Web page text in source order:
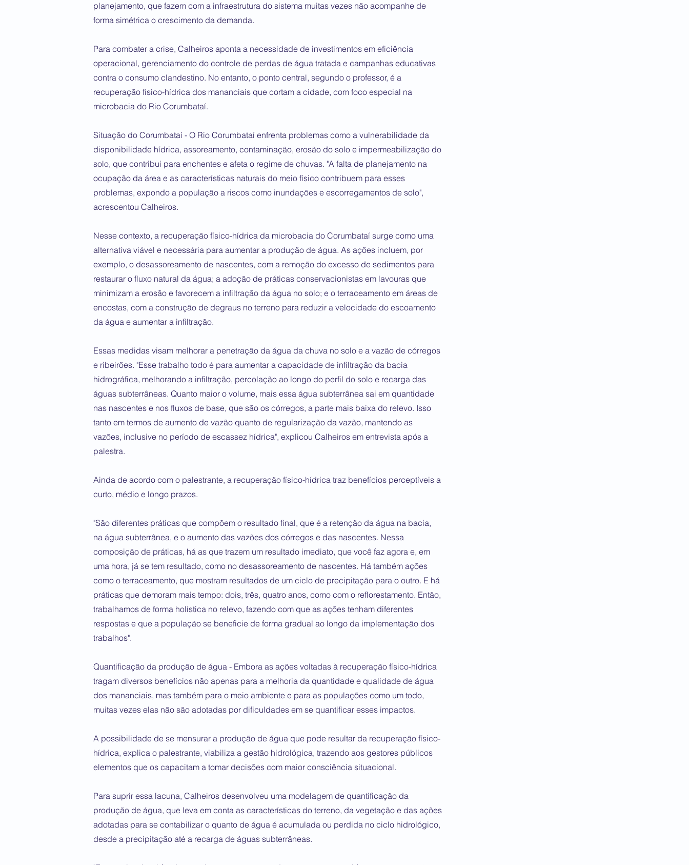
planejamento, que fazem com a infraestrutura do sistema muitas vezes não acompanhe de
forma simétrica o crescimento da demanda.
Para combater a crise, Calheiros aponta a necessidade de investimentos em eficiência
operacional, gerenciamento do controle de perdas de água tratada e campanhas educativas
contra o consumo clandestino. No entanto, o ponto central, segundo o professor, é a
recuperação físico-hídrica dos mananciais que cortam a cidade, com foco especial na
microbacia do Rio Corumbataí.
Situação do Corumbataí - O Rio Corumbataí enfrenta problemas como a vulnerabilidade da
disponibilidade hídrica, assoreamento, contaminação, erosão do solo e impermeabilização do
solo, que contribui para enchentes e afeta o regime de chuvas. "A falta de planejamento na
ocupação da área e as características naturais do meio físico contribuem para esses
problemas, expondo a população a riscos como inundações e escorregamentos de solo",
acrescentou Calheiros.
Nesse contexto, a recuperação físico-hídrica da microbacia do Corumbataí surge como uma
alternativa viável e necessária para aumentar a produção de água. As ações incluem, por
exemplo, o desassoreamento de nascentes, com a remoção do excesso de sedimentos para
restaurar o fluxo natural da água; a adoção de práticas conservacionistas em lavouras que
minimizam a erosão e favorecem a infiltração da água no solo; e o terraceamento em áreas de
encostas, com a construção de degraus no terreno para reduzir a velocidade do escoamento
da água e aumentar a infiltração.
Essas medidas visam melhorar a penetração da água da chuva no solo e a vazão de córregos
e ribeirões. "Esse trabalho todo é para aumentar a capacidade de infiltração da bacia
hidrográfica, melhorando a infiltração, percolação ao longo do perfil do solo e recarga das
águas subterrâneas. Quanto maior o volume, mais essa água subterrânea sai em quantidade
nas nascentes e nos fluxos de base, que são os córregos, a parte mais baixa do relevo. Isso
tanto em termos de aumento de vazão quanto de regularização da vazão, mantendo as
vazões, inclusive no período de escassez hídrica", explicou Calheiros em entrevista após a
palestra.
Ainda de acordo com o palestrante, a recuperação físico-hídrica traz benefícios perceptíveis a
curto, médio e longo prazos.
"São diferentes práticas que compõem o resultado final, que é a retenção da água na bacia,
na água subterrânea, e o aumento das vazões dos córregos e das nascentes. Nessa
composição de práticas, há as que trazem um resultado imediato, que você faz agora e, em
uma hora, já se tem resultado, como no desassoreamento de nascentes. Há também ações
como o terraceamento, que mostram resultados de um ciclo de precipitação para o outro. E há
práticas que demoram mais tempo: dois, três, quatro anos, como com o reflorestamento. Então,
trabalhamos de forma holística no relevo, fazendo com que as ações tenham diferentes
respostas e que a população se beneficie de forma gradual ao longo da implementação dos
trabalhos".
Quantificação da produção de água - Embora as ações voltadas à recuperação físico-hídrica
tragam diversos benefícios não apenas para a melhoria da quantidade e qualidade de água
dos mananciais, mas também para o meio ambiente e para as populações como um todo,
muitas vezes elas não são adotadas por dificuldades em se quantificar esses impactos.
A possibilidade de se mensurar a produção de água que pode resultar da recuperação físico-
hídrica, explica o palestrante, viabiliza a gestão hidrológica, trazendo aos gestores públicos
elementos que os capacitam a tomar decisões com maior consciência situacional.
Para suprir essa lacuna, Calheiros desenvolveu uma modelagem de quantificação da
produção de água, que leva em conta as características do terreno, da vegetação e das ações
adotadas para se contabilizar o quanto de água é acumulada ou perdida no ciclo hidrológico,
desde a precipitação até a recarga de águas subterrâneas.